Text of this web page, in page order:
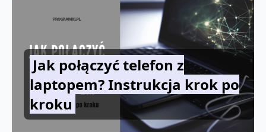
Jak połączyć telefon z
laptopem? Instrukcja krok po
kroku